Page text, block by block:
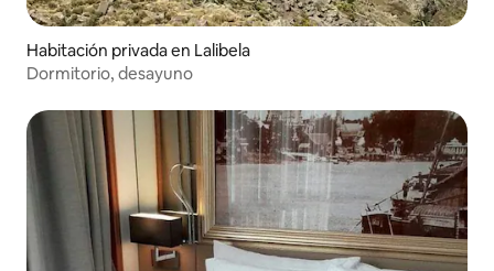
Habitación privada en Lalibela
Dormitorio, desayuno